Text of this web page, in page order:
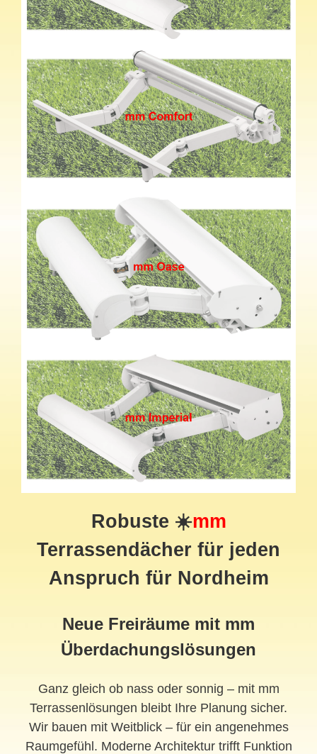
Robuste ☀️mm
Terrassendächer für jeden
Anspruch für Nordheim
Neue Freiräume mit mm
Überdachungslösungen
Ganz gleich ob nass oder sonnig – mit mm
Terrassenlösungen bleibt Ihre Planung sicher.
Wir bauen mit Weitblick – für ein angenehmes
Raumgefühl. Moderne Architektur trifft Funktion